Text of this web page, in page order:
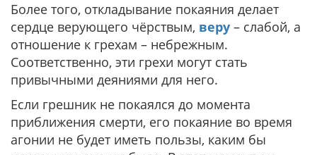
Более того, откладывание покаяния делает
сердце верующего чёрствым, веру – слабой, а
отношение к грехам – небрежным.
Соответственно, эти грехи могут стать
привычными деяниями для него.
Если грешник не покаялся до момента
приближения смерти, его покаяние во время
агонии не будет иметь пользы, каким бы